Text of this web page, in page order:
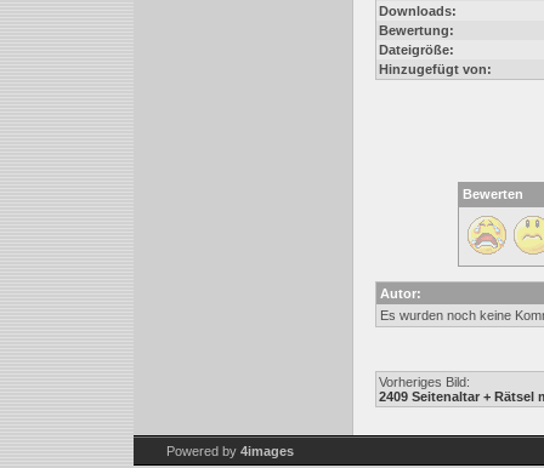
Downloads:
Bewertung:
Dateigröße:
Hinzugefügt von:
Bewerten
Autor:
Es wurden noch keine
Vorheriges Bild:
2409 Seitenaltar + Rätsel
Powered by 4images